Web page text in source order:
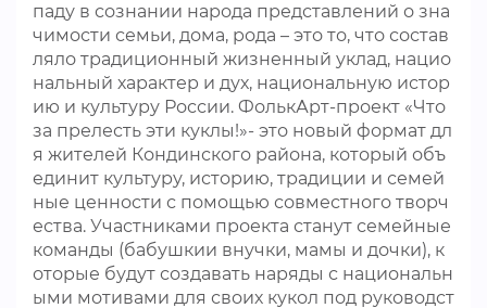
паду в сознании народа представлений о зна
чимости семьи, дома, рода – это то, что состав
ляло традиционный жизненный уклад, нацио
нальный характер и дух, национальную истор
ию и культуру России. ФолькАрт-проект «Что
за прелесть эти куклы!»- это новый формат дл
я жителей Кондинского района, который объ
единит культуру, историю, традиции и семей
ные ценности с помощью совместного творч
ества. Участниками проекта станут семейные
команды (бабушкии внучки, мамы и дочки), к
оторые будут создавать наряды с национальн
ыми мотивами для своих кукол под руководст